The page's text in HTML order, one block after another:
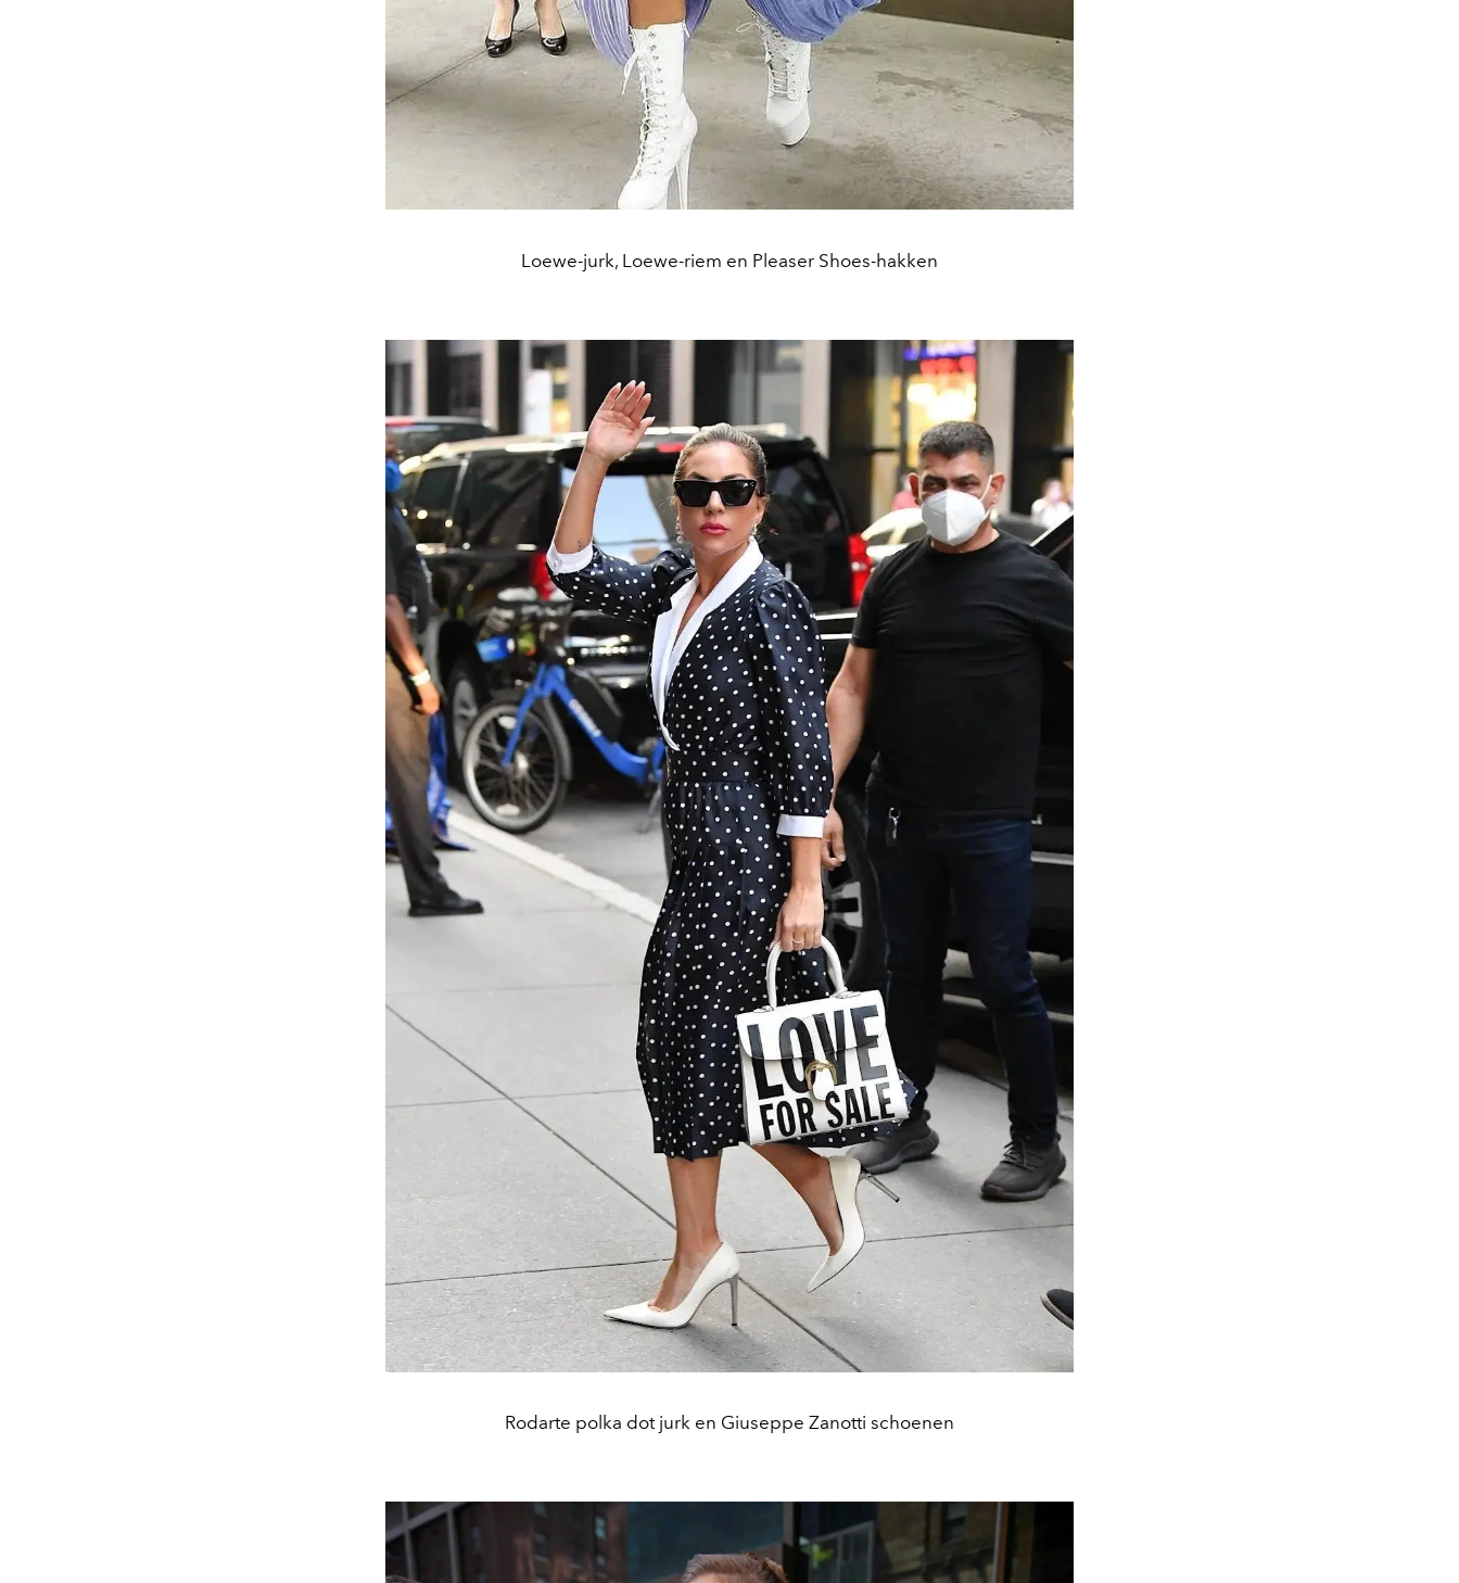
Loewe-jurk, Loewe-riem en Pleaser Shoes-hakken
Rodarte polka dot jurk en Giuseppe Zanotti schoenen